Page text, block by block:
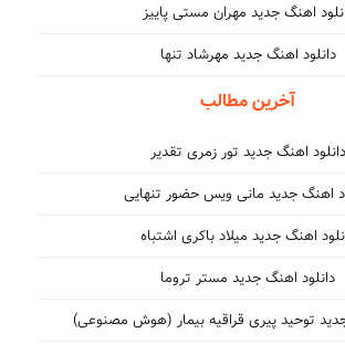
اهنگ جدید مهران مستی پاییز
دانلود اهنگ جدید مهرشاد تنها
آخرین مطالب
دانلود اهنگ جدید تور زمری تقدیر
اهنگ جدید مانی ویس حضور تنهایی
اهنگ جدید میلاد باکری اشتباه
دانلود اهنگ جدید مستر تروما
توحید پیری قراقیه بیمار (هوش مصنوعی)